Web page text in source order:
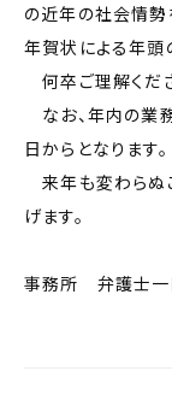
の近年の社会情勢
年賀状による年頭
何卒ご理解くだ
なお、年内の業
日からとなります。
来年も変わらぬ
げます。
南
事務所 弁護士一